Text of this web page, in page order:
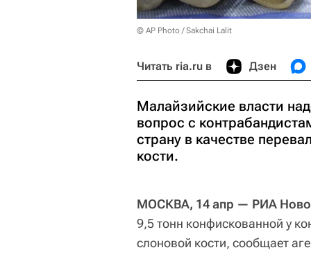
© AP Photo / Sakchai Lalit
Читать ria.ru в Дзен
Малайзийские власти
вопрос с
страну в качестве
кости.
МОСКВА, 14 апр — РИА
9,5 тонн конфискованной у
слоновой кости, сообщает